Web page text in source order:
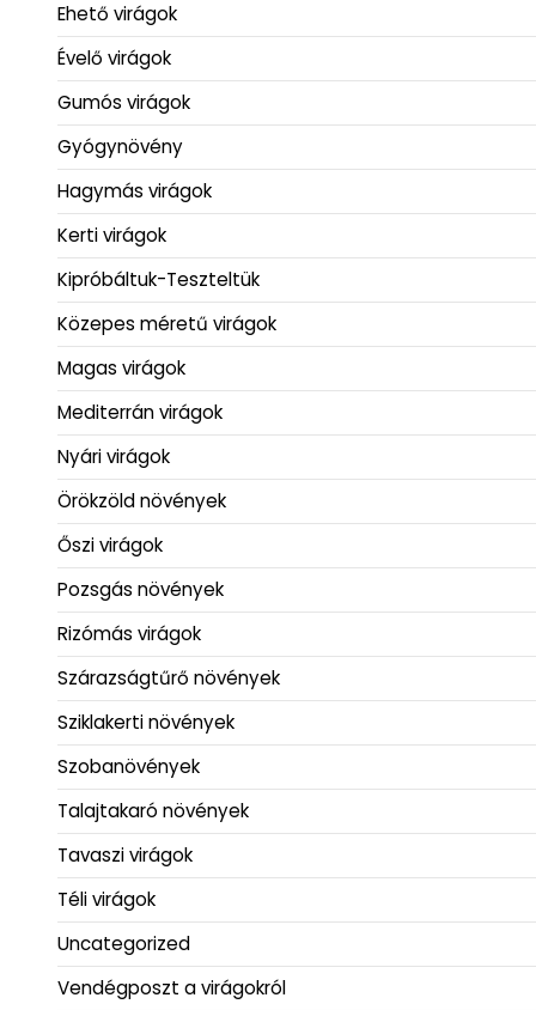
Ehető virágok
Évelő virágok
Gumós virágok
Gyógynövény
Hagymás virágok
Kerti virágok
Kipróbáltuk-Teszteltük
Közepes méretű virágok
Magas virágok
Mediterrán virágok
Nyári virágok
Örökzöld növények
Őszi virágok
Pozsgás növények
Rizómás virágok
Szárazságtűrő növények
Sziklakerti növények
Szobanövények
Talajtakaró növények
Tavaszi virágok
Téli virágok
Uncategorized
Vendégposzt a virágokról